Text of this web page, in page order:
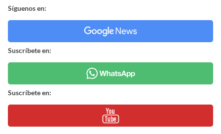
Síguenos en:
Suscríbete en:
Suscríbete en: